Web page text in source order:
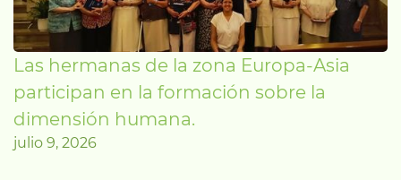
Las hermanas de la zona Europa-Asia
participan en la formación sobre la
dimensión humana.
julio 9, 2026